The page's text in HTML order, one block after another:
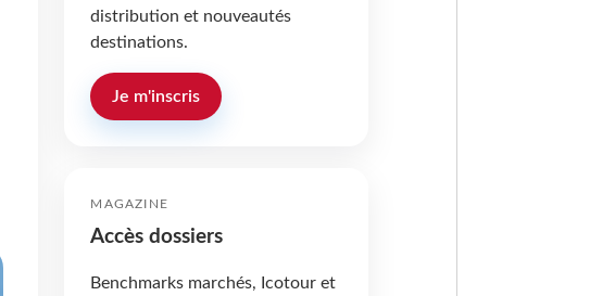
distribution et nouveautés
destinations.
Je m'inscris
MAGAZINE
Accès dossiers
Benchmarks marchés, Icotour et